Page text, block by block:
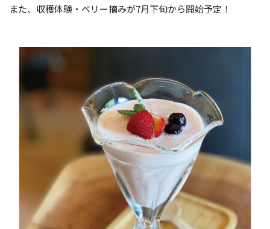
また、収穫体験・ベリー摘みが7月下旬から開始予定！